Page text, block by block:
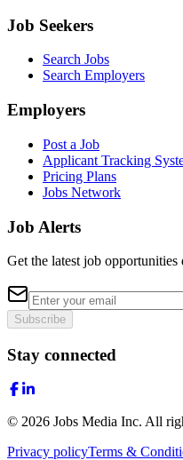
Job Seekers
Search Jobs
Search Employers
Employers
Post a Job
Applicant Tracking
Pricing Plans
Jobs Network
Job Alerts
Get the latest job
Subscribe
Stay connected
© 2026 Jobs Media Inc. All
Privacy policyTerms &